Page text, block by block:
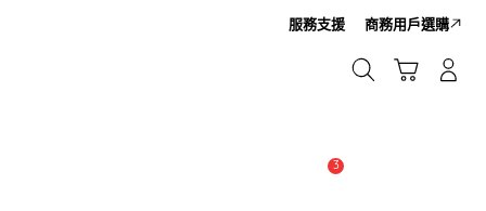
服務支援 商務用戶選購
3